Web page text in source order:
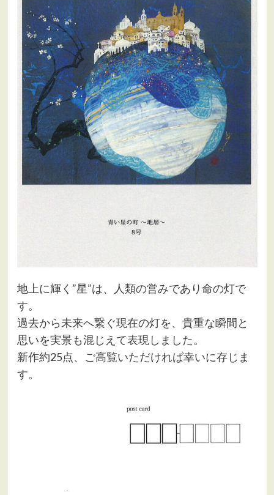
地上に輝く”星”は、人類の営みであり命の灯で
す。
過去から未来へ繋ぐ現在の灯を、貴重な瞬間と
思いを実景も混じえて表現しました。
新作約25点、ご高覧いただければ幸いに存じま
す。